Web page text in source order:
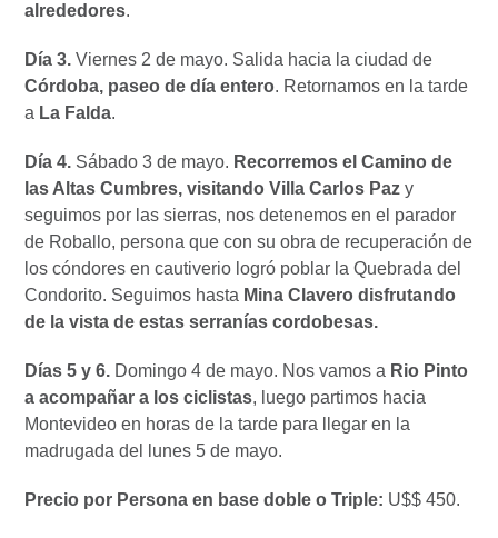
alrededores.
Día 3. Viernes 2 de mayo. Salida hacia la ciudad de
Córdoba, paseo de día entero. Retornamos en la tarde
a La Falda.
Día 4. Sábado 3 de mayo. Recorremos el Camino de
las Altas Cumbres, visitando Villa Carlos Paz y
seguimos por las sierras, nos detenemos en el parador
de Roballo, persona que con su obra de recuperación de
los cóndores en cautiverio logró poblar la Quebrada del
Condorito. Seguimos hasta Mina Clavero disfrutando
de la vista de estas serranías cordobesas.
Días 5 y 6. Domingo 4 de mayo. Nos vamos a Rio Pinto
a acompañar a los ciclistas, luego partimos hacia
Montevideo en horas de la tarde para llegar en la
madrugada del lunes 5 de mayo.
Precio por Persona en base doble o Triple: U$$ 450.